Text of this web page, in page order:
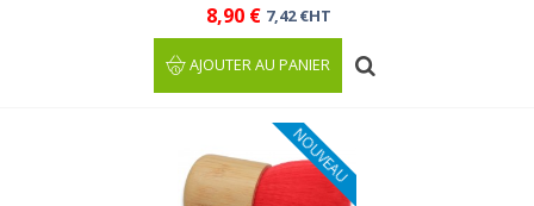
8,90 € 7,42 €HT
AJOUTER AU PANIER
NOUVEAU